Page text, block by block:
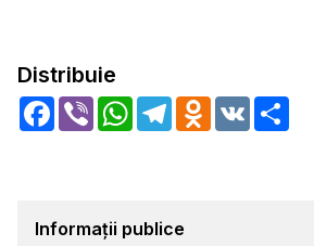
Distribuie
Facebook
Viber WhatsApp
TelegramOdnoklassniki
VK
Informații publice